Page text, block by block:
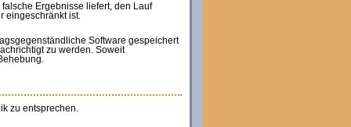
Ergebnisse liefert, den Lauf
eingeschränkt ist.
Software gespeichert
zu werden. Soweit
zu entsprechen.